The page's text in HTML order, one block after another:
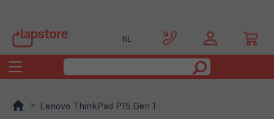
NL
Toggle
navigation
Lenovo ThinkPad P15 Gen 1